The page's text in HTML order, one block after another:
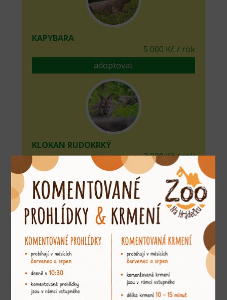
KAPYBARA
5 000 Kč / rok
adoptovat
KLOKAN RUDOKRKÝ
3 000 Kč / rok
adoptovat
KLOKAN URU
2 500 Kč / rok
adoptovat